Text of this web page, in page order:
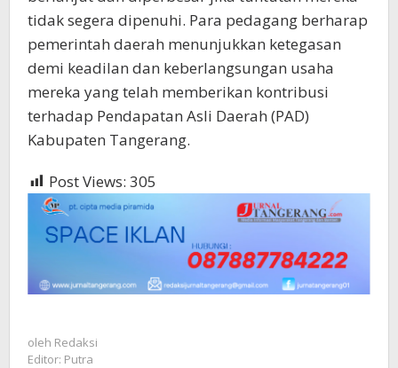
tidak segera dipenuhi. Para pedagang berharap
pemerintah daerah menunjukkan ketegasan
demi keadilan dan keberlangsungan usaha
mereka yang telah memberikan kontribusi
terhadap Pendapatan Asli Daerah (PAD)
Kabupaten Tangerang.
Post Views: 305
oleh Redaksi
Editor: Putra